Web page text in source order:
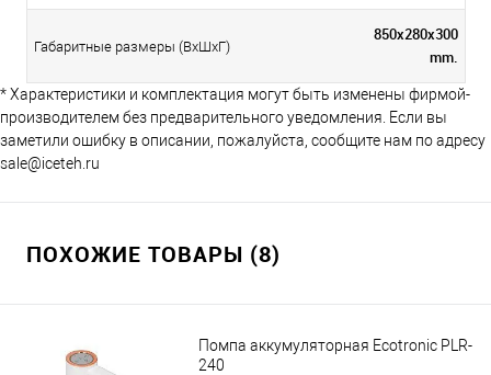
Габаритные размеры (ВхШхГ)
850x280x300
mm.
* Характеристики и комплектация могут быть изменены фирмой-
производителем без предварительного уведомления. Если вы
заметили ошибку в описании, пожалуйста, сообщите нам по адресу
sale@iceteh.ru
ПОХОЖИЕ ТОВАРЫ (8)
Помпа аккумуляторная Ecotronic PLR-
240